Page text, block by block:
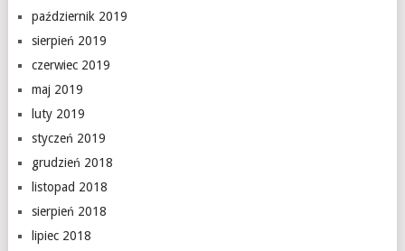
październik 2019
sierpień 2019
czerwiec 2019
maj 2019
luty 2019
styczeń 2019
grudzień 2018
listopad 2018
sierpień 2018
lipiec 2018